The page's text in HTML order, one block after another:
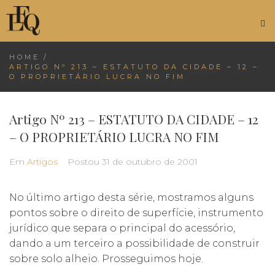
HOME
/
ARTIGO Nº 213 – ESTATUTO DA CIDADE – 12 –
O PROPRIETÁRIO LUCRA NO FIM
Artigo Nº 213 – ESTATUTO DA CIDADE – 12
– O PROPRIETÁRIO LUCRA NO FIM
Em Artigos Postou 31 de outubro de 2001
No último artigo desta série, mostramos alguns
pontos sobre o direito de superfície, instrumento
jurídico que separa o principal do acessório,
dando a um terceiro a possibilidade de construir
sobre solo alheio. Prosseguimos hoje.